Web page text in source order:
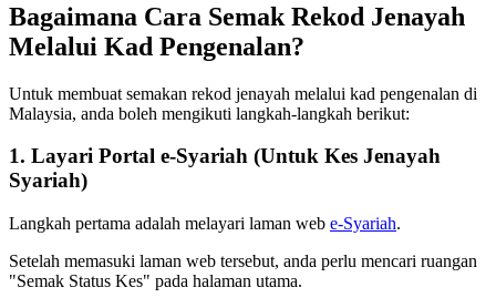
Bagaimana Cara Semak Rekod Jenayah
Melalui Kad Pengenalan?
Untuk membuat semakan rekod jenayah melalui kad pengenalan di
Malaysia, anda boleh mengikuti langkah-langkah berikut:
1. Layari Portal e-Syariah (Untuk Kes Jenayah
Syariah)
Langkah pertama adalah melayari laman web e-Syariah.
Setelah memasuki laman web tersebut, anda perlu mencari ruangan
"Semak Status Kes" pada halaman utama.